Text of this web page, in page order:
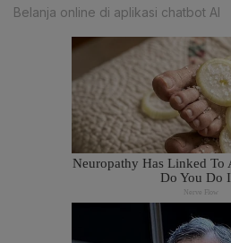
Belanja online di aplikasi chatbot AI